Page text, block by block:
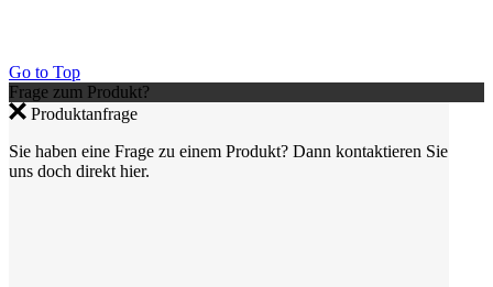
Go to Top
Frage zum Produkt?
Produktanfrage
Sie haben eine Frage zu einem Produkt? Dann kontaktieren Sie
uns doch direkt hier.